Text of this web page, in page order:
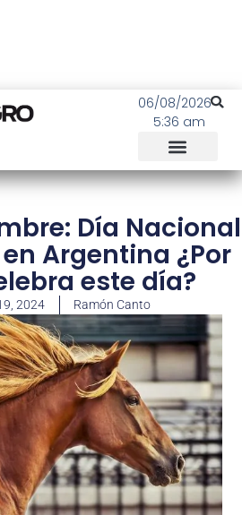
06/08/2026
5:36 am
Día Nacional
Argentina ¿Por
este día?
2024 Ramón Canto